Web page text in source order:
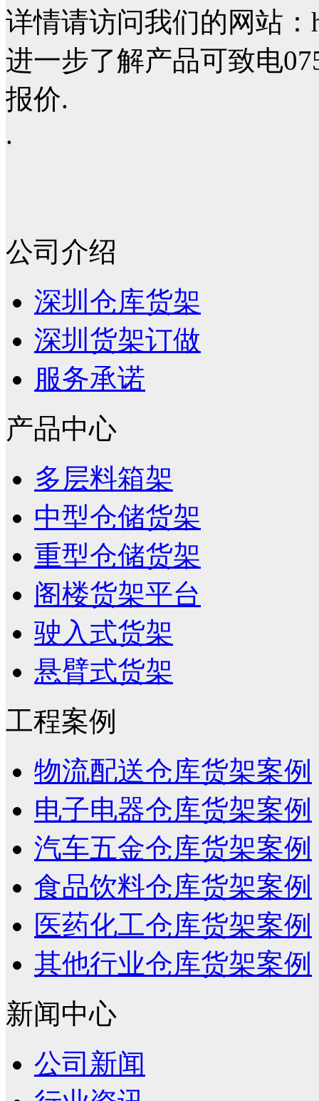
详情请访问我们的网站：
进一步了解产品可致电
报价.
.
公司介绍
深圳仓库货架
深圳货架订做
服务承诺
产品中心
多层料箱架
中型仓储货架
重型仓储货架
阁楼货架平台
驶入式货架
悬臂式货架
工程案例
物流配送仓库货架案例
电子电器仓库货架案例
汽车五金仓库货架案例
食品饮料仓库货架案例
医药化工仓库货架案例
其他行业仓库货架案例
新闻中心
公司新闻